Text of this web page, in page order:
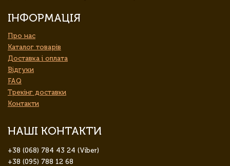
ІНФОРМАЦІЯ
Про нас
Каталог товарів
Доставка і оплата
Відгуки
FAQ
Трекінг доставки
Контакти
НАШІ КОНТАКТИ
+38 (068) 784 43 24 (Viber)
+38 (095) 788 12 68